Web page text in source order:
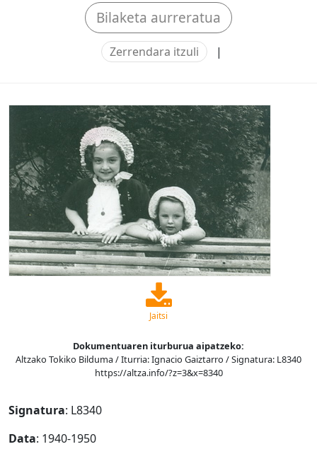
Bilaketa aurreratua
Zerrendara itzuli |
Jaitsi
Dokumentuaren iturburua aipatzeko:
Altzako Tokiko Bilduma / Iturria: Ignacio Gaiztarro / Signatura: L8340
https://altza.info/?z=3&x=8340
Signatura: L8340
Data: 1940-1950